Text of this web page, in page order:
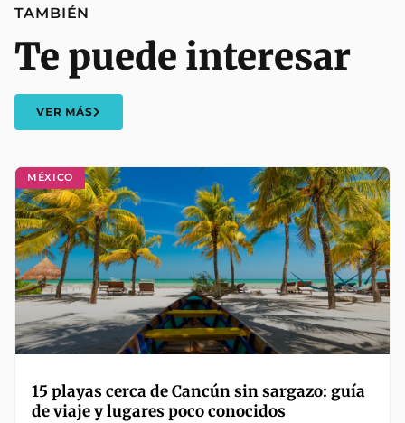
MÉXICO
15 playas cerca de Cancún sin sargazo: guía
de viaje y lugares poco conocidos
TAMBIÉN
Te puede interesar
VER MÁS